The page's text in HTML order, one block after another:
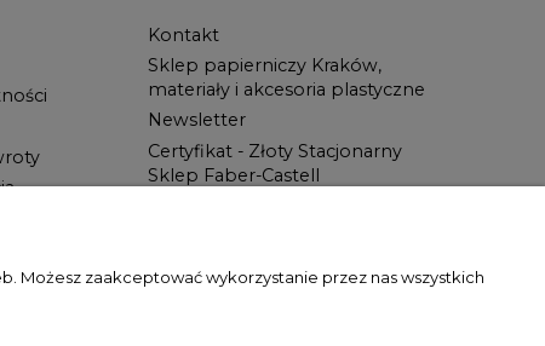
Kontakt
Sklep papierniczy Kraków,
materiały i akcesoria plastyczne
Newsletter
Certyfikat - Złoty Stacjonarny
Sklep Faber-Castell
Wszystko dla ucznia w Świat
Artysty!
Możesz zaakceptować wykorzystanie przez nas wszystkich